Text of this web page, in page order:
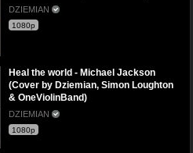
DZIEMIAN
1080p
Heal the world - Michael Jackson
(Cover by Dziemian, Simon Loughton
& OneViolinBand)
DZIEMIAN
1080p